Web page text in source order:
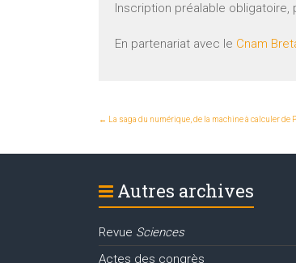
Inscription préalable
En partenariat avec le Cnam
← La saga du numérique, de la machine à calculer de
Autres archives
Revue Sciences
Actes des congrès